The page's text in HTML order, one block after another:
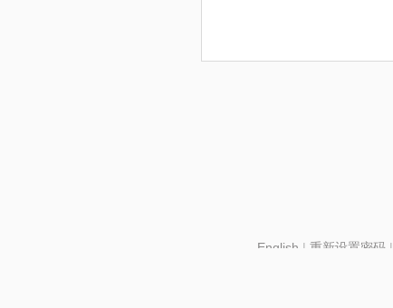
English | 重新设置密码|